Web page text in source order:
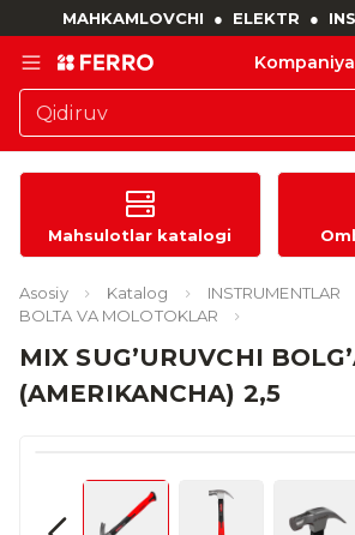
MAHKAMLOVCHI ● ELEKTR ●
Mahsulotlar katalogi
Asosiy Katalog
INSTRUMENTLAR
BOLTA VA MOLOTOKLAR
MIX SUG’URUVCHI
(AMERIKANCHA) 2,5